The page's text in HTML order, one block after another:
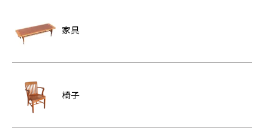
家具
椅子